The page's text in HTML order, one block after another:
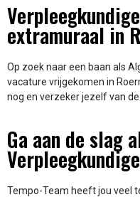
extramuraal in
Op zoek naar een baan als
vacature vrijgekomen in
nog en verzeker jezelf van
Ga aan de slag
Verpleegkundige
Tempo-Team heeft jou veel